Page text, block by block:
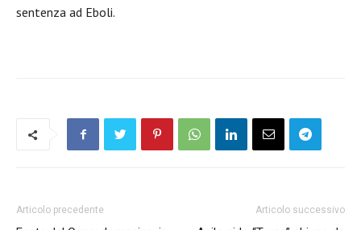
sentenza ad Eboli.
Articolo precedente Articolo successivo